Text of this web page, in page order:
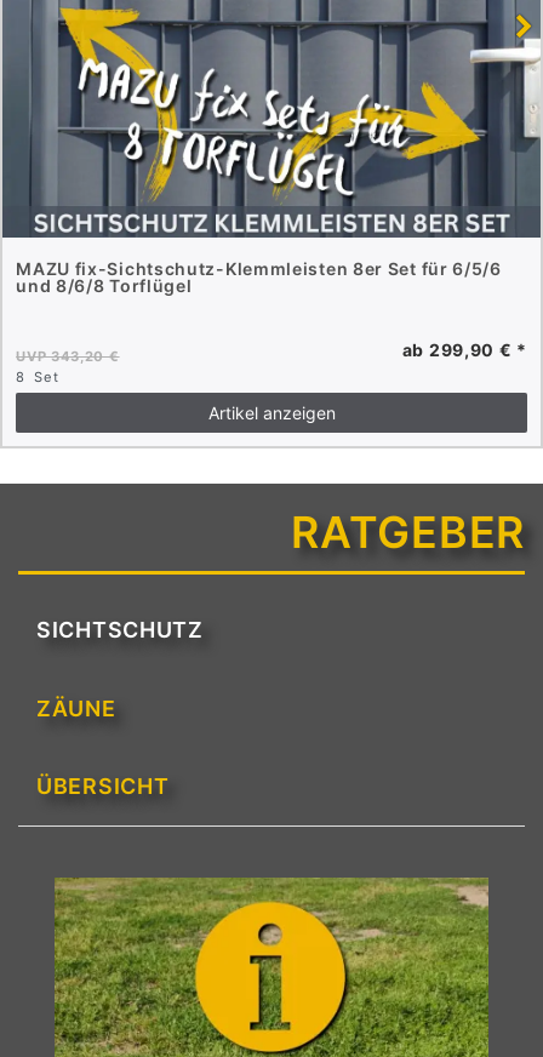
MAZU fix-Sichtschutz-Klemmleisten 8er Set für 6/5/6
und 8/6/8 Torflügel
UVP 343,20 € ab 299,90 € *
8 Set
Artikel anzeigen
RATGEBER
SICHTSCHUTZ
ZÄUNE
ÜBERSICHT